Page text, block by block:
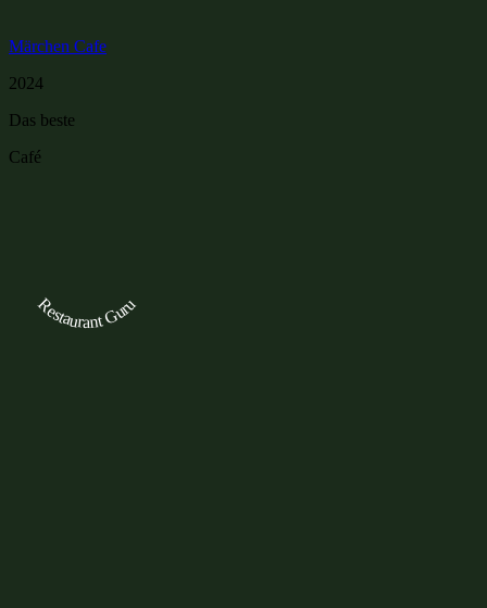
Märchen Cafe
2024
Das beste
Café
Restaurant Guru